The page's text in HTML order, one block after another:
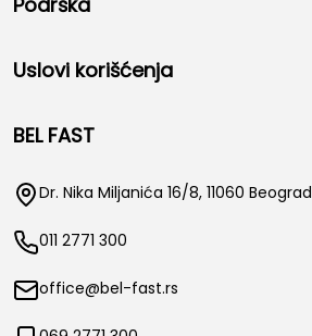
Uslovi korišćenja
BEL FAST
Dr. Nika Miljanića 16/8, 11060 Beograd
011 2771 300
office@bel-fast.rs